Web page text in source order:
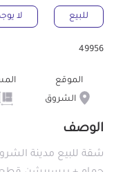
للبيع لا
49956
الموقع
الشروق
الوصف